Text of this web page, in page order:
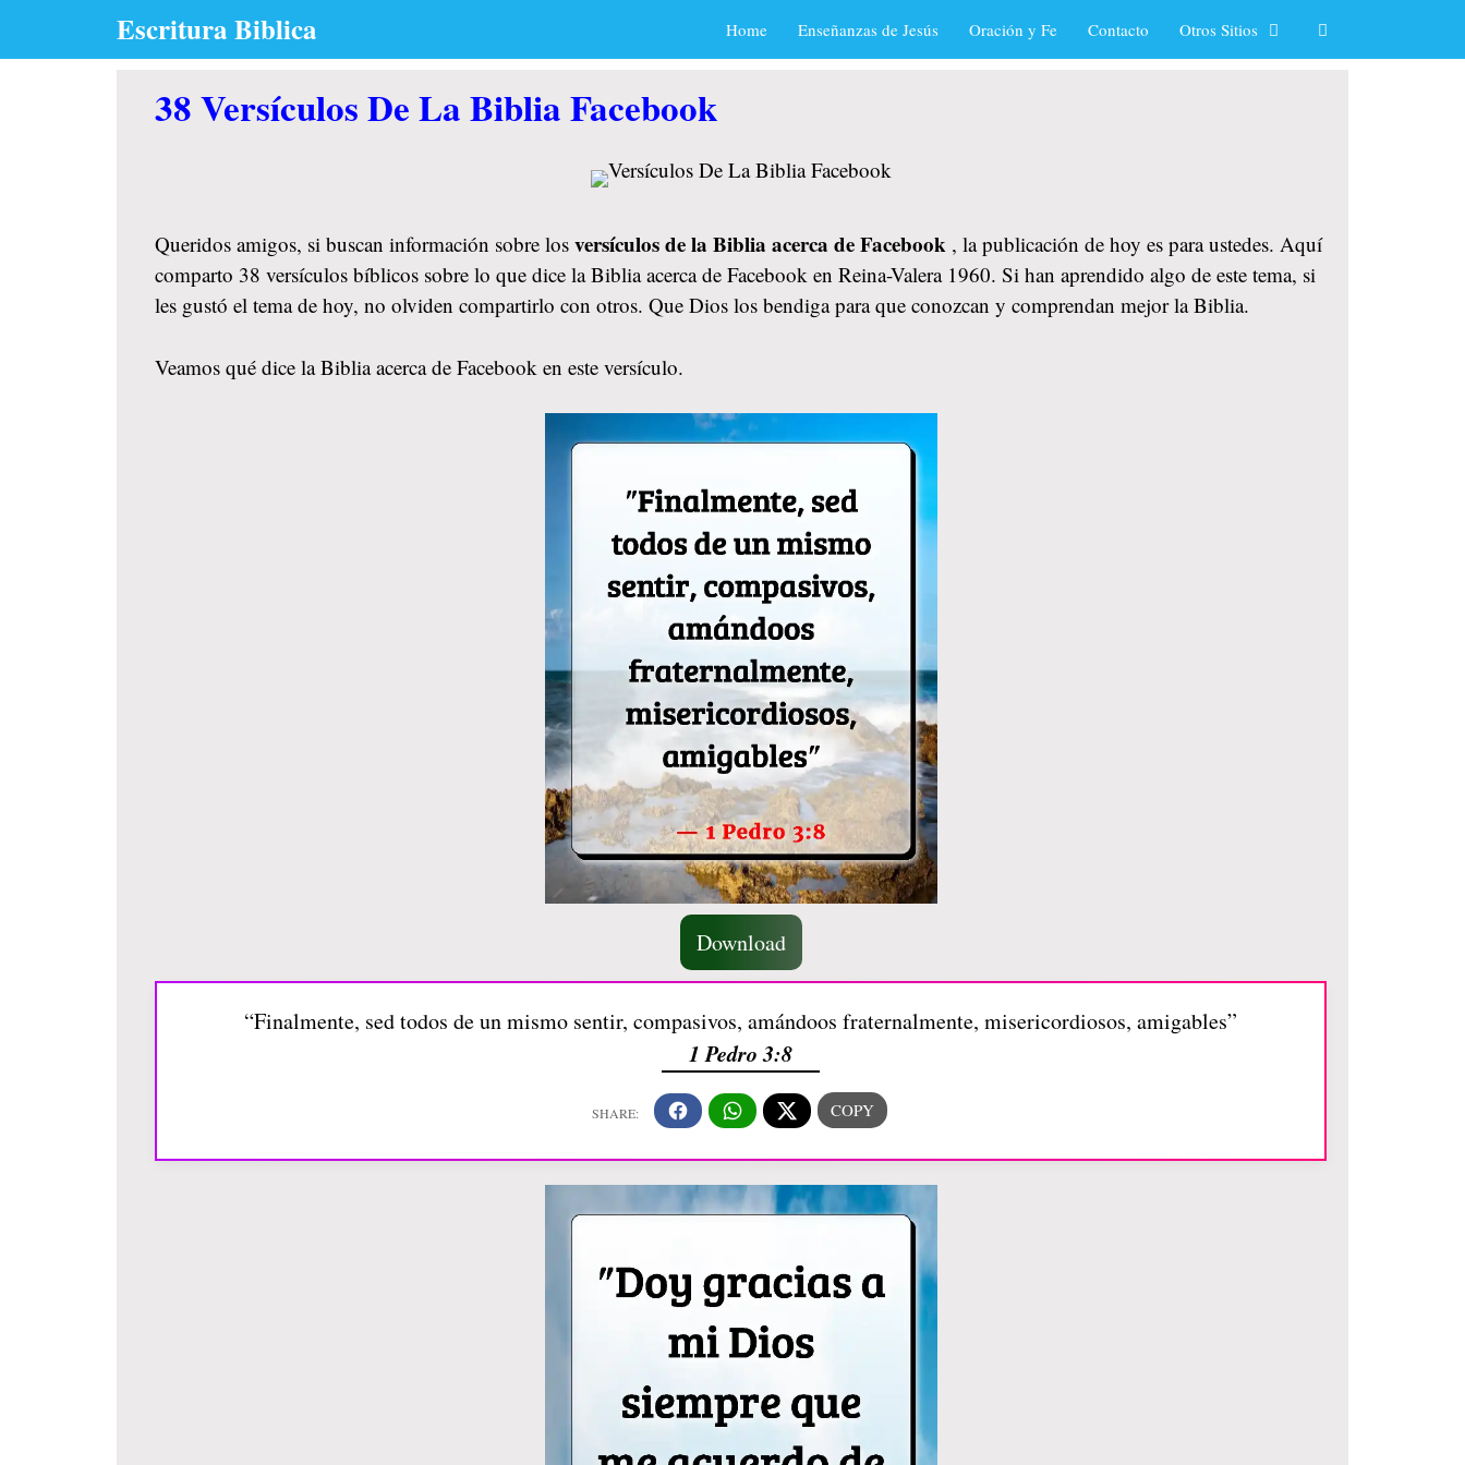
Escritura Biblica Home Enseñanzas de Jesús Oración y Fe Contacto Otros Sitios
38 Versículos De La Biblia Facebook
Queridos amigos, si buscan información sobre los versículos de la Biblia acerca de Facebook , la publicación de hoy es para ustedes. Aquí
comparto 38 versículos bíblicos sobre lo que dice la Biblia acerca de Facebook en Reina-Valera 1960. Si han aprendido algo de este tema, si
les gustó el tema de hoy, no olviden compartirlo con otros. Que Dios los bendiga para que conozcan y comprendan mejor la Biblia.
Veamos qué dice la Biblia acerca de Facebook en este versículo.
Download
“Finalmente, sed todos de un mismo sentir, compasivos, amándoos fraternalmente, misericordiosos, amigables”
1 Pedro 3:8